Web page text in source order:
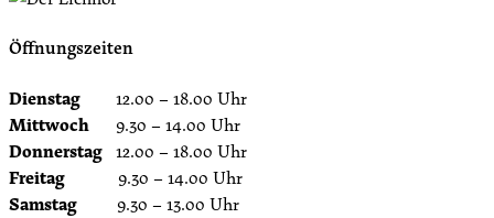
Öffnungszeiten
Dienstag 12.00 – 18.00 Uhr
Mittwoch 9.30 – 14.00 Uhr
Donnerstag 12.00 – 18.00 Uhr
Freitag 9.30 – 14.00 Uhr
Samstag 9.30 – 13.00 Uhr